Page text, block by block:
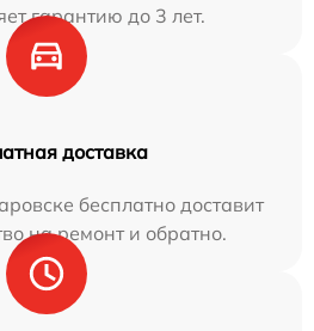
гарантию до 3 лет.
доставка
бесплатно доставит
на ремонт и обратно.